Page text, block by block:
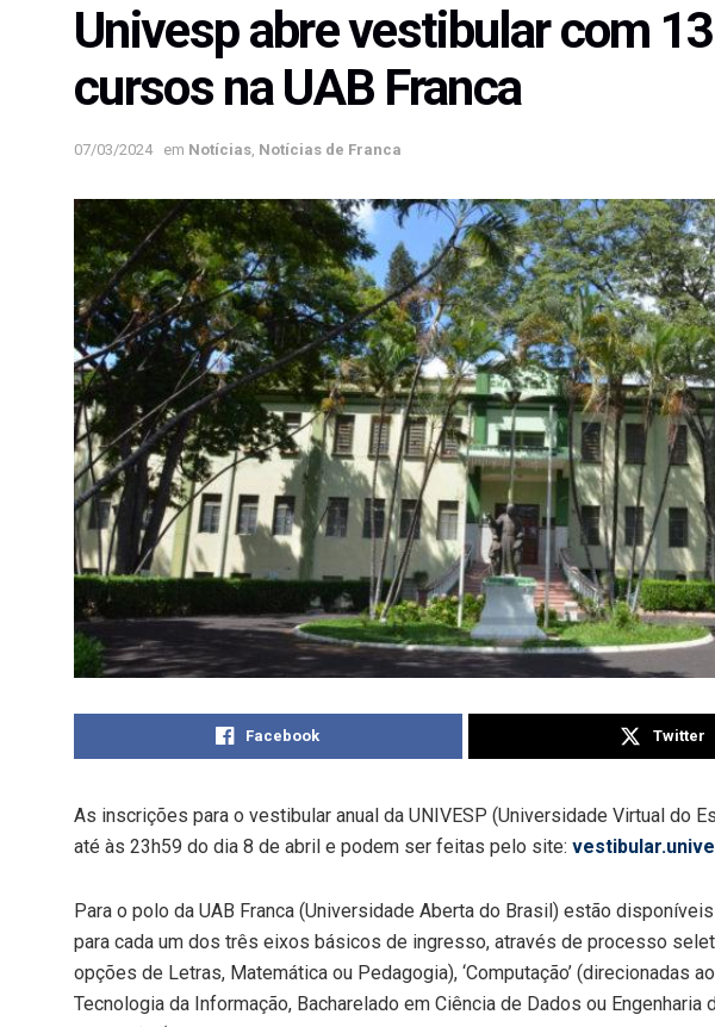
Univesp abre vestibular com
cursos na UAB Franca
07/03/2024 em Notícias Notícias de Franca
Facebook Twitter
As inscrições para o vestibular anual da UNIVESP (Universidade Virtual do
até às 23h59 do dia 8 de abril e podem ser feitas pelo site:
Para o polo da UAB Franca (Universidade Aberta do Brasil) estão
para cada um dos três eixos básicos de ingresso, através de processo
opções de Letras, Matemática ou Pedagogia), ‘Computação’ (direcionadas
Tecnologia da Informação, Bacharelado em Ciência de Dados ou Engenharia